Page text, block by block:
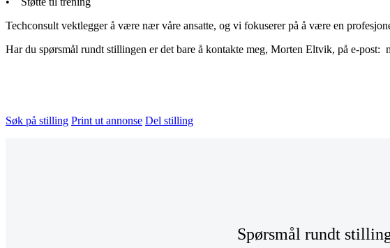
Techconsult vektlegger å være nær våre ansatte, og vi fokuserer på å være en
Har du spørsmål rundt stillingen er det bare å kontakte meg, Morten Eltvik, på e-post:
Søk på stilling Print ut annonse Del stilling
Spørsmål rundt